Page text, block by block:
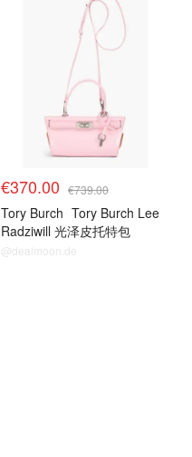
€370.00 €739.00
Tory Burch Tory Burch Lee
Radziwill 光泽皮托特包
@dealmoon.de